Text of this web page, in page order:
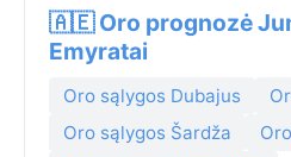
🇦🇪 Oro prognozė
Emyratai
Oro sąlygos Dubajus
Oro sąlygos Šardža